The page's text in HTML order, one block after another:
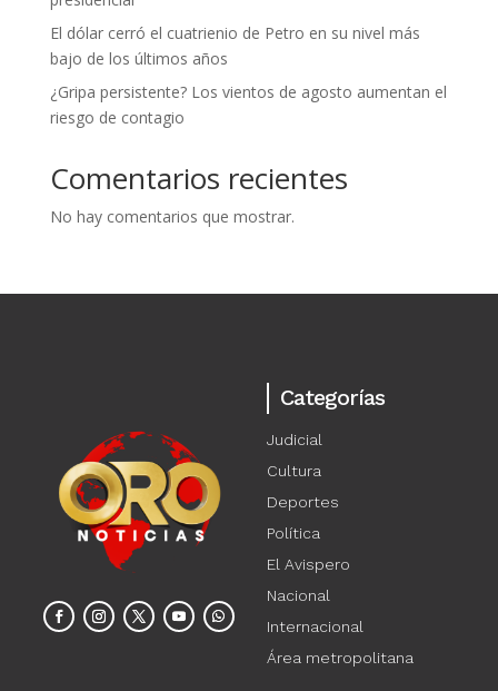
El dólar cerró el cuatrienio de Petro en su nivel más
bajo de los últimos años
¿Gripa persistente? Los vientos de agosto aumentan el
riesgo de contagio
Comentarios recientes
No hay comentarios que mostrar.
Categorías
Judicial
Cultura
Deportes
Política
El Avispero
Nacional
Internacional
Área metropolitana